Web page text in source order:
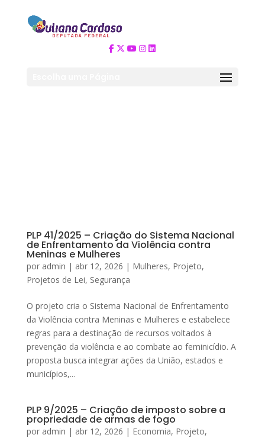
PLP 41/2025 – Criação do Sistema Nacional
de Enfrentamento da Violência contra
Meninas e Mulheres
por admin | abr 12, 2026 | Mulheres, Projeto,
Projetos de Lei, Segurança
O projeto cria o Sistema Nacional de Enfrentamento
da Violência contra Meninas e Mulheres e estabelece
regras para a destinação de recursos voltados à
prevenção da violência e ao combate ao feminicídio. A
proposta busca integrar ações da União, estados e
municípios,...
PLP 9/2025 – Criação de imposto sobre a
propriedade de armas de fogo
por admin | abr 12, 2026 | Economia, Projeto,